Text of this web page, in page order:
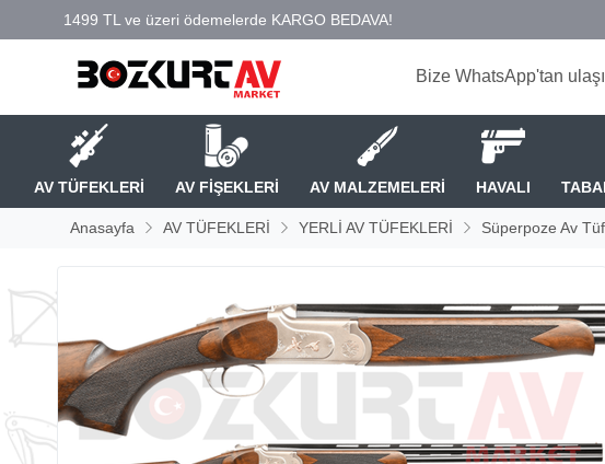
Bize WhatsApp'tan
AV TÜFEKLERİ AV FİŞEKLERİ AV MALZEMELERİ HAVALI
Anasayfa AV TÜFEKLERİ YERLİ AV TÜFEKLERİ Süperpoze Av